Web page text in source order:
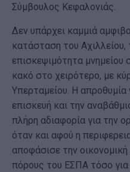
Σύμβουλος Κεφαλονιάς.
Δεν υπάρχει καμμιά
κατάσταση του Αχιλλείου,
επισκεψιμότητα μνημείου
κακό στο χειρότερο, με
Υπερταμείου. Η
επισκευή και την
πλήρη αδιαφορία για την
όταν και αφού η
αποφάσισε την
πόρους του ΕΣΠΑ τόσο